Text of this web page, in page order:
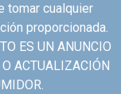
tomar cualquier
proporcionada.
ES UN ANUNCIO
ACTUALIZACIÓN